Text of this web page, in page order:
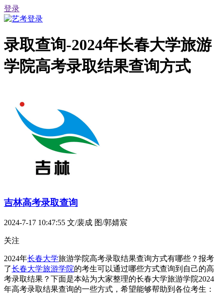
登录
录取查询-2024年长春大学旅游
学院高考录取结果查询方式
吉林高考录取查询
2024-7-17 10:47:55 文/裴成 图/郭婧宸
关注
2024年长春大学旅游学院高考录取结果查询方式有哪些？报考
了长春大学旅游学院的考生可以通过哪些方式查询到自己的高
考录取结果？下面是本站为大家整理的长春大学旅游学院2024
年高考录取结果查询的一些方式，希望能够帮助到各位考生：